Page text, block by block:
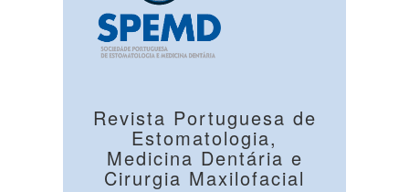
Revista Portuguesa de
Estomatologia,
Medicina Dentária e
Cirurgia Maxilofacial